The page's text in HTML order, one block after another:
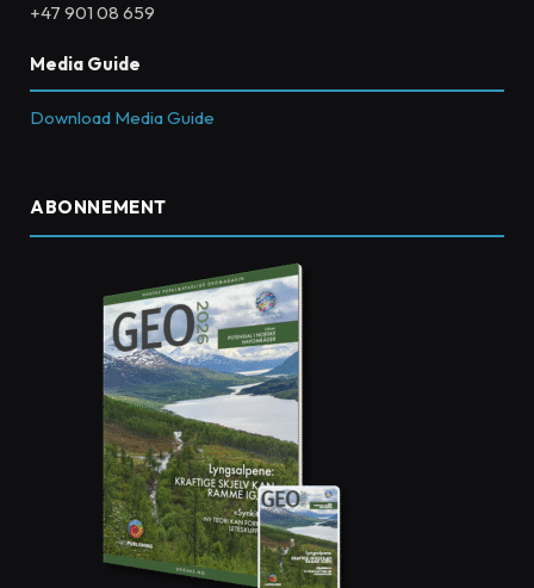
+47 901 08 659
Media Guide
Download Media Guide
ABONNEMENT